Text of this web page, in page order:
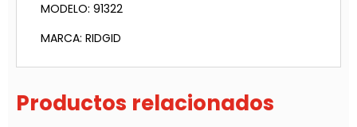
MODELO: 91322
MARCA: RIDGID
Productos relacionados